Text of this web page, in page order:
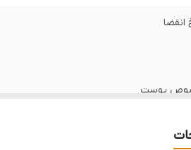
انقضا
پوست